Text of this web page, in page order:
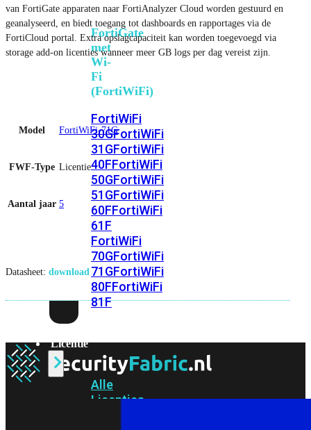
FortiGate
met
Wi-
Fi
(FortiWiFi)
FortiWiFi
30GFortiWiFi
31GFortiWiFi
40FFortiWiFi
50GFortiWiFi
51GFortiWiFi
60FFortiWiFi
61F
FortiWiFi
70GFortiWiFi
71GFortiWiFi
80FFortiWiFi
81F
Licentie
Alle
Licenties
van FortiGate apparaten naar FortiAnalyzer Cloud worden gestuurd en
geanalyseerd, en biedt toegang tot dashboards en rapportages via de
FortiCloud portal. Extra opslagcapaciteit kan worden toegevoegd via
storage add-on licenties wanneer meer GB logs per dag vereist zijn.
Model FortiWiFi-71G
FWF-Type Licentie
Aantal jaar 5
Datasheet: download